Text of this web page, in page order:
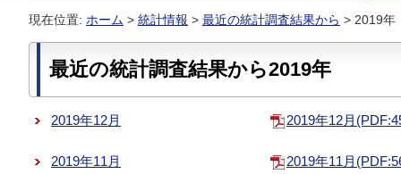
現在位置: ホーム > 統計情報 > 最近の統計調査結果から > 2019年
最近の統計調査結果から2019年
2019年12月 2019年12月
2019年11月 2019年11月